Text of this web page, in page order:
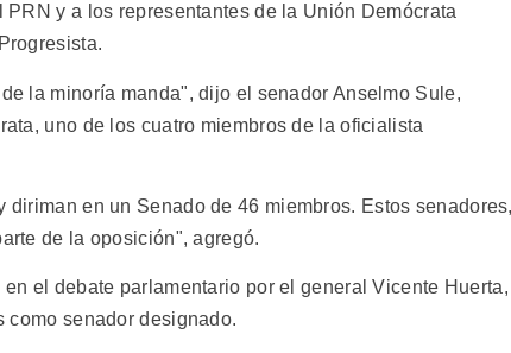
y a los representantes de la Unión Demócrata
la minoría manda", dijo el senador Anselmo Sule,
uno de los cuatro miembros de la oficialista
en un Senado de 46 miembros. Estos
de la oposición", agregó.
el debate parlamentario por el general Vicente Huerta,
senador designado.